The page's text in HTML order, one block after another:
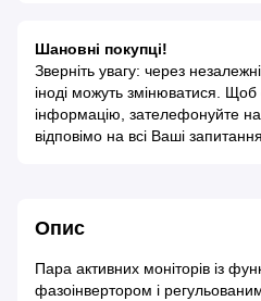
Шановні покупці!
Зверніть увагу: через
іноді можуть змінюватися.
інформацію, зателефонуйте
відповімо на всі Ваші запитання.
Опис
Пара активних моніторів із
фазоінвертором і